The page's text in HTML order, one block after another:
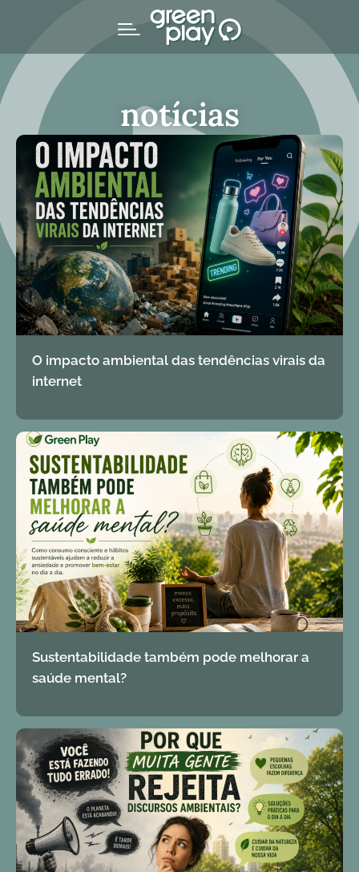
notícias
O impacto ambiental das tendências virais da
internet
Sustentabilidade também pode melhorar a
saúde mental?